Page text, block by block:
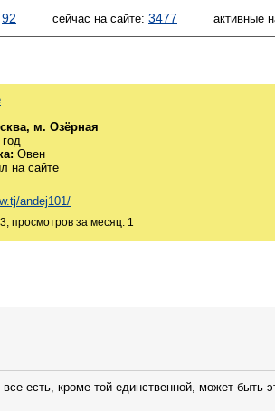
92 сейчас на сайте: 3477 активные
м. Озёрная
Овен
на сайте
andej101/
просмотров за месяц: 1
есть, кроме той единственной, может быть